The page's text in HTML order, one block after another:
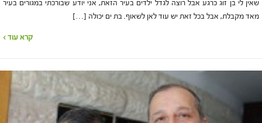
שאין לי בן זוג כרגע אבל רוצה לגדל ילדים בעיר הזאת, אני יודע שבורכתי במגורים בעיר
מאד מקבלת, אבל בכל זאת יש עוד לאן לשאוף. בת ים יכולה […]
קרא עוד ›